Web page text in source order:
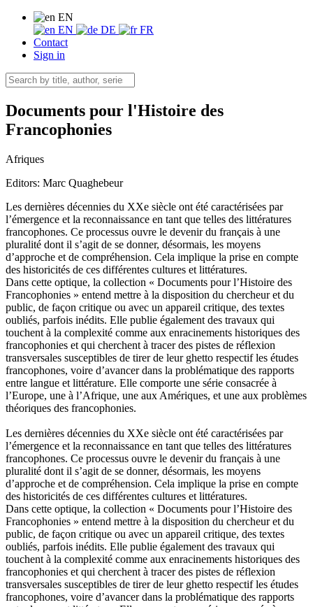
EN
EN
DE
FR
Contact
Sign in
Documents pour l'Histoire des
Francophonies
Afriques
Editors: Marc Quaghebeur
Les dernières décennies du XXe siècle ont été caractérisées par
l’émergence et la reconnaissance en tant que telles des littératures
francophones. Ce processus ouvre le devenir du français à une
pluralité dont il s’agit de se donner, désormais, les moyens
d’approche et de compréhension. Cela implique la prise en compte
des historicités de ces différentes cultures et littératures.
Dans cette optique, la collection « Documents pour l’Histoire des
Francophonies » entend mettre à la disposition du chercheur et du
public, de façon critique ou avec un appareil critique, des textes
oubliés, parfois inédits. Elle publie également des travaux qui
touchent à la complexité comme aux enracinements historiques des
francophonies et qui cherchent à tracer des pistes de réflexion
transversales susceptibles de tirer de leur ghetto respectif les études
francophones, voire d’avancer dans la problématique des rapports
entre langue et littérature. Elle comporte une série consacrée à
l’Europe, une à l’Afrique, une aux Amériques, et une aux problèmes
théoriques des francophonies.
Les dernières décennies du XXe siècle ont été caractérisées par
l’émergence et la reconnaissance en tant que telles des littératures
francophones. Ce processus ouvre le devenir du français à une
pluralité dont il s’agit de se donner, désormais, les moyens
d’approche et de compréhension. Cela implique la prise en compte
des historicités de ces différentes cultures et littératures.
Dans cette optique, la collection « Documents pour l’Histoire des
Francophonies » entend mettre à la disposition du chercheur et du
public, de façon critique ou avec un appareil critique, des textes
oubliés, parfois inédits. Elle publie également des travaux qui
touchent à la complexité comme aux enracinements historiques des
francophonies et qui cherchent à tracer des pistes de réflexion
transversales susceptibles de tirer de leur ghetto respectif les études
francophones, voire d’avancer dans la problématique des rapports